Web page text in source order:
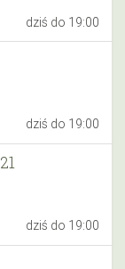
dziś do 19:00
dziś do 19:00
dziś do 19:00